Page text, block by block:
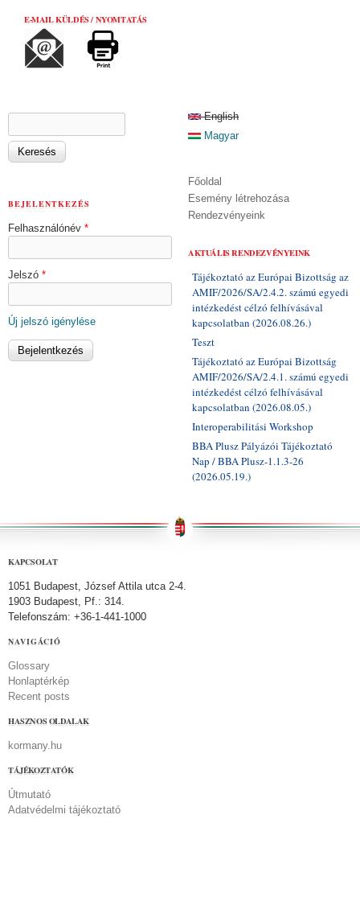
E-MAIL KÜLDÉS / NYOMTATÁS
KERESÉS ŰRLAP
BEJELENTKEZÉS
Felhasználónév *
Jelszó *
Új jelszó igénylése
English
Magyar
Főoldal
Esemény létrehozása
Rendezvényeink
AKTUÁLIS RENDEZVÉNYEINK
Tájékoztató az Európai Bizottság az
AMIF/2026/SA/2.4.2. számú egyedi
intézkedést célzó felhívásával
kapcsolatban (2026.08.26.)
Teszt
Tájékoztató az Európai Bizottság
AMIF/2026/SA/2.4.1. számú egyedi
intézkedést célzó felhívásával
kapcsolatban (2026.08.05.)
Interoperabilitási Workshop
BBA Plusz Pályázói Tájékoztató
Nap / BBA Plusz-1.1.3-26
(2026.05.19.)
KAPCSOLAT
1051 Budapest, József Attila utca 2-4.
1903 Budapest, Pf.: 314.
Telefonszám: +36-1-441-1000
NAVIGÁCIÓ
Glossary
Honlaptérkép
Recent posts
HASZNOS OLDALAK
kormany.hu
TÁJÉKOZTATÓK
Útmutató
Adatvédelmi tájékoztató